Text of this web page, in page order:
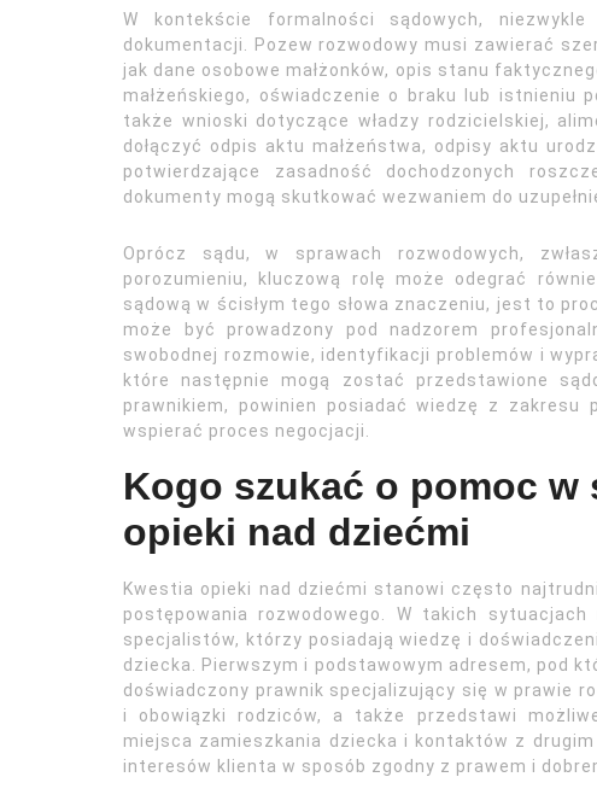
W kontekście formalności sądowych,
dokumentacji. Pozew rozwodowy musi zawierać
jak dane osobowe małżonków, opis stanu
małżeńskiego, oświadczenie o braku lub istnieniu
także wnioski dotyczące władzy rodzicielskiej,
dołączyć odpis aktu małżeństwa, odpisy aktu
potwierdzające zasadność dochodzonych
dokumenty mogą skutkować wezwaniem do
Oprócz sądu, w sprawach rozwodowych,
porozumieniu, kluczową rolę może odegrać
sądową w ścisłym tego słowa znaczeniu, jest to
może być prowadzony pod nadzorem
swobodnej rozmowie, identyfikacji problemów i
które następnie mogą zostać przedstawione
prawnikiem, powinien posiadać wiedzę z zakresu
wspierać proces negocjacji.
Kogo szukać o pomoc
opieki nad dziećmi
Kwestia opieki nad dziećmi stanowi często
postępowania rozwodowego. W takich
specjalistów, którzy posiadają wiedzę i
dziecka. Pierwszym i podstawowym adresem, pod
doświadczony prawnik specjalizujący się w prawie
i obowiązki rodziców, a także przedstawi
miejsca zamieszkania dziecka i kontaktów z
interesów klienta w sposób zgodny z prawem i